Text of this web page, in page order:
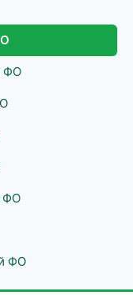
ФО
ФО
ФО